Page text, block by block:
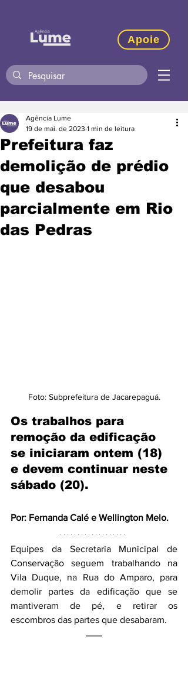
Apoie
Prefeitura faz
demolição de prédio
que desabou
parcialmente em Rio
das Pedras
Agência Lume
19 de mai. de 2023 1 min de leitura
Foto: Subprefeitura de Jacarepaguá.
Os trabalhos para
remoção da edificação
se iniciaram ontem (18)
e devem continuar neste
sábado (20).
Por: Fernanda Calé e Wellington Melo.
Equipes da Secretaria Municipal de
Conservação seguem trabalhando na
Vila Duque, na Rua do Amparo, para
demolir partes da edificação que se
mantiveram de pé, e retirar os
escombros das partes que desabaram.